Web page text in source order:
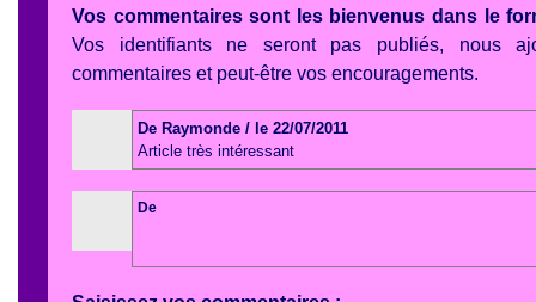
Vos commentaires sont les bienvenus dans le
Vos identifiants ne seront pas publiés, nous
commentaires et peut-être vos encouragements.
De Raymonde / le 22/07/2011
Article très intéressant
De